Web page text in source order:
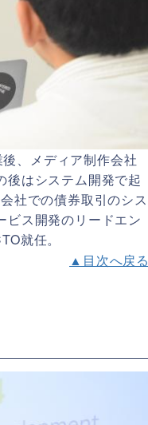
、メディア制作会社
後はシステム開発で起
社での債券取引のシス
ビス開発のリードエン
就任。
▲目次へ戻る